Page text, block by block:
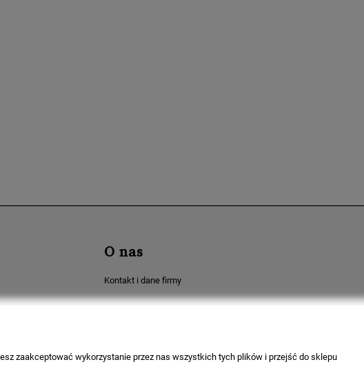
O nas
Kontakt i dane firmy
zaakceptować wykorzystanie przez nas wszystkich tych plików i przejść do sklepu